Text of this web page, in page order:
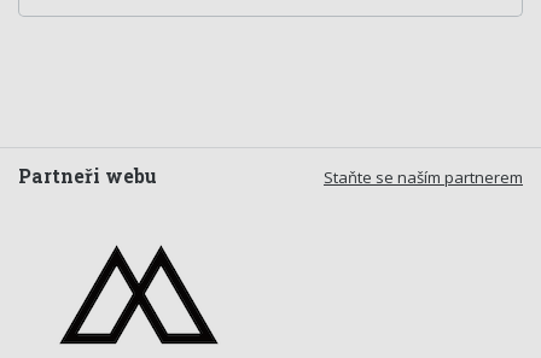
Staňte se naším partnerem
Partneři webu